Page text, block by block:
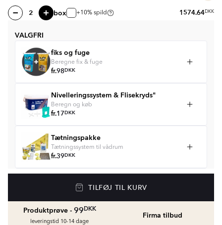
box +10% spild 1574.64DKK
VALGFRI
fiks og fuge
Beregne fix & fuge
fr.98DKK
Nivelleringssystem & Flisekryds"
Beregn og køb
fr.17DKK
Tætningspakke
Tætningssystem til vådrum
fr.39DKK
Se farver og beregn den rette mængde
fr.75 DKK
TILFØJ TIL KURV
Produktprøve - 99DKK
leveringstid 10-14 dage
Firma tilbud